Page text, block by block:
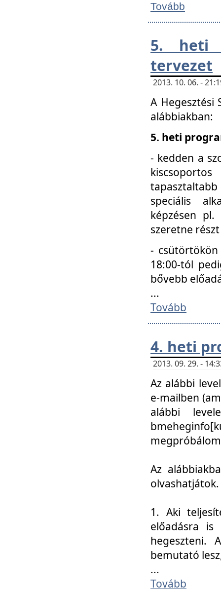
Tovább
5. heti
tervezet
2013. 10. 06. -
A Hegesztési
alábbiakban:
5. heti
- kedden a
speciális
képzésen
szeretne
- csütörtökön
18:00-tól
bővebb
...
Tovább
4. heti
2013. 09. 29. -
Az alábbi
e-mailben
alábbi
Az
olvashatjátok.
1. Aki
előadásra
hegeszteni.
bemutató
...
Tovább